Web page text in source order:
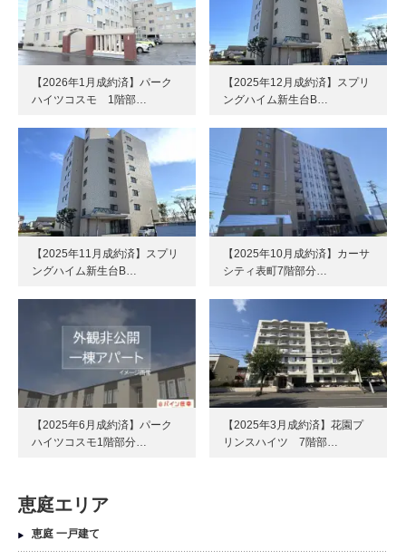
【2026年1月成約済】パーク
ハイツコスモ 1階部…
【2025年12月成約済】スプリ
ングハイム新生台B…
【2025年11月成約済】スプリ
ングハイム新生台B…
【2025年10月成約済】カーサ
シティ表町7階部分…
【2025年6月成約済】パーク
ハイツコスモ1階部分…
【2025年3月成約済】花園プ
リンスハイツ 7階部…
恵庭エリア
恵庭 一戸建て